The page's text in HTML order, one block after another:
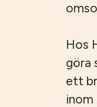
Hos
göra
ett
inom